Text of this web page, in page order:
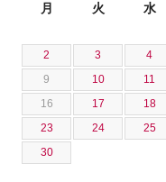
月 火 水
2
3 4
9
10 11
16
17 18
23
24 25
30